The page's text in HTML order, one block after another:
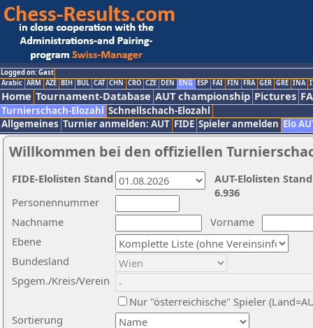
Logged on: Gast
Arabic ARM AZE BIH BUL CAT CHN CRO CZE DEN ENG ESP FAI FIN FRA GER GRE INA
Home Tournament-Database AUT championship Pictures
Turnierschach-Elozahl Schnellschach-Elozahl
Allgemeines Turnier anmelden: AUT FIDE Spieler anmelden Elo
Willkommen bei den offiziellen
Nachname
Vorname
Ebene
Sortierung
Personennummer
Bundesland
Spgem./Kreis/Verein
Nur "österreichische" Spieler
AUT-Elolisten
6.936
FIDE-Elolisten Stand